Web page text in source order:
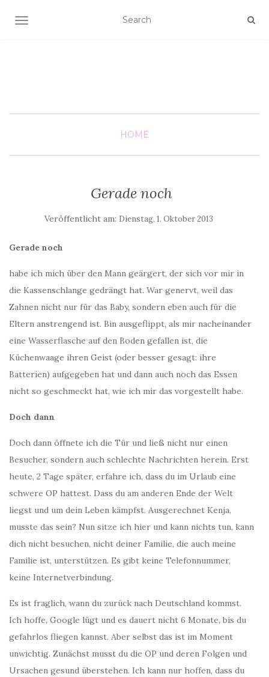
SCHALTE NAVIGATION
HOME
Gerade noch
Veröffentlicht am: Dienstag, 1. Oktober 2013
Gerade noch
habe ich mich über den Mann geärgert, der sich vor mir in
die Kassenschlange gedrängt hat. War genervt, weil das
Zahnen nicht nur für das Baby, sondern eben auch für die
Eltern anstrengend ist. Bin ausgeflippt, als mir nacheinander
eine Wasserflasche auf den Boden gefallen ist, die
Küchenwaage ihren Geist (oder besser gesagt: ihre
Batterien) aufgegeben hat und dann auch noch das Essen
nicht so geschmeckt hat, wie ich mir das vorgestellt habe.
Doch dann
Doch dann öffnete ich die Tür und ließ nicht nur einen
Besucher, sondern auch schlechte Nachrichten herein. Erst
heute, 2 Tage später, erfahre ich, dass du im Urlaub eine
schwere OP hattest. Dass du am anderen Ende der Welt
liegst und um dein Leben kämpfst. Ausgerechnet Kenja,
musste das sein? Nun sitze ich hier und kann nichts tun, kann
dich nicht besuchen, nicht deiner Familie, die auch meine
Familie ist, unterstützen. Es gibt keine Telefonnummer,
keine Internetverbindung.
Es ist fraglich, wann du zurück nach Deutschland kommst.
Ich hoffe, Google lügt und es dauert nicht 6 Monate, bis du
gefahrlos fliegen kannst. Aber selbst das ist im Moment
unwichtig. Zunächst musst du die OP und deren Folgen und
Ursachen gesund überstehen. Ich kann nur hoffen, dass du